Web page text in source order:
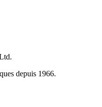
depuis 1966.